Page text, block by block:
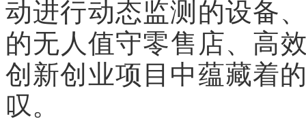
动进行动态监测的设备
的无人值守零售店、高
创新创业项目中蕴藏着
叹。